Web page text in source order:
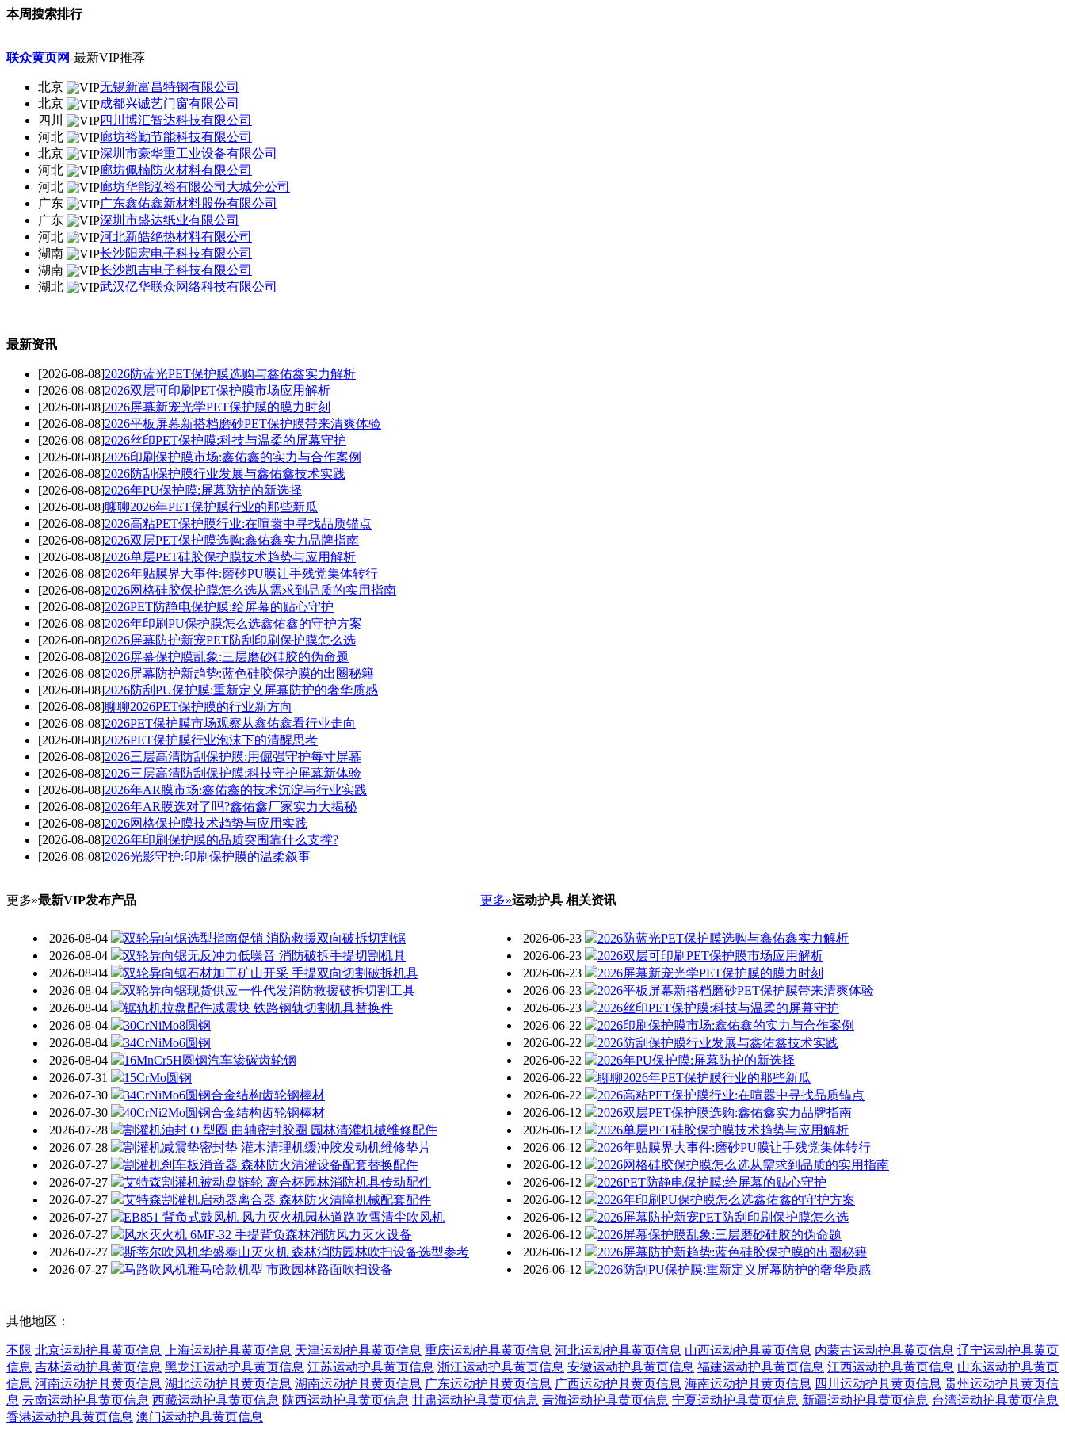
本周搜索排行
联众黄页网-最新VIP推荐
北京
无锡新富昌特钢有限公司
北京
成都兴诚艺门窗有限公司
四川
四川博汇智达科技有限公司
河北
廊坊裕勤节能科技有限公司
北京
深圳市豪华重工业设备有限公司
河北
廊坊佩楠防火材料有限公司
河北
廊坊华能泓裕有限公司大城分公司
广东
广东鑫佑鑫新材料股份有限公司
广东
深圳市盛达纸业有限公司
河北
河北新皓绝热材料有限公司
湖南
长沙阳宏电子科技有限公司
湖南
长沙凯吉电子科技有限公司
湖北
武汉亿华联众网络科技有限公司
最新资讯
[2026-08-08]2026防蓝光PET保护膜选购与鑫佑鑫实力解析
[2026-08-08]2026双层可印刷PET保护膜市场应用解析
[2026-08-08]2026屏幕新宠光学PET保护膜的膜力时刻
[2026-08-08]2026平板屏幕新搭档磨砂PET保护膜带来清爽体验
[2026-08-08]2026丝印PET保护膜:科技与温柔的屏幕守护
[2026-08-08]2026印刷保护膜市场:鑫佑鑫的实力与合作案例
[2026-08-08]2026防刮保护膜行业发展与鑫佑鑫技术实践
[2026-08-08]2026年PU保护膜:屏幕防护的新选择
[2026-08-08]聊聊2026年PET保护膜行业的那些新瓜
[2026-08-08]2026高粘PET保护膜行业:在喧嚣中寻找品质锚点
[2026-08-08]2026双层PET保护膜选购:鑫佑鑫实力品牌指南
[2026-08-08]2026单层PET硅胶保护膜技术趋势与应用解析
[2026-08-08]2026年贴膜界大事件:磨砂PU膜让手残党集体转行
[2026-08-08]2026网格硅胶保护膜怎么选从需求到品质的实用指南
[2026-08-08]2026PET防静电保护膜:给屏幕的贴心守护
[2026-08-08]2026年印刷PU保护膜怎么选鑫佑鑫的守护方案
[2026-08-08]2026屏幕防护新宠PET防刮印刷保护膜怎么选
[2026-08-08]2026屏幕保护膜乱象:三层磨砂硅胶的伪命题
[2026-08-08]2026屏幕防护新趋势:蓝色硅胶保护膜的出圈秘籍
[2026-08-08]2026防刮PU保护膜:重新定义屏幕防护的奢华质感
[2026-08-08]聊聊2026PET保护膜的行业新方向
[2026-08-08]2026PET保护膜市场观察从鑫佑鑫看行业走向
[2026-08-08]2026PET保护膜行业泡沫下的清醒思考
[2026-08-08]2026三层高清防刮保护膜:用倔强守护每寸屏幕
[2026-08-08]2026三层高清防刮保护膜:科技守护屏幕新体验
[2026-08-08]2026年AR膜市场:鑫佑鑫的技术沉淀与行业实践
[2026-08-08]2026年AR膜选对了吗?鑫佑鑫厂家实力大揭秘
[2026-08-08]2026网格保护膜技术趋势与应用实践
[2026-08-08]2026年印刷保护膜的品质突围靠什么支撑?
[2026-08-08]2026光影守护:印刷保护膜的温柔叙事
更多»最新VIP发布产品
2026-08-04
双轮异向锯选型指南促销 消防救援双向破拆切割锯
2026-08-04
双轮异向锯无反冲力低噪音 消防破拆手提切割机具
2026-08-04
双轮异向锯石材加工矿山开采 手提双向切割破拆机具
2026-08-04
双轮异向锯现货供应一件代发消防救援破拆切割工具
2026-08-04
锯轨机拉盘配件减震块 铁路钢轨切割机具替换件
2026-08-04
30CrNiMo8圆钢
2026-08-04
34CrNiMo6圆钢
2026-08-04
16MnCr5H圆钢汽车渗碳齿轮钢
2026-07-31
15CrMo圆钢
2026-07-30
34CrNiMo6圆钢合金结构齿轮钢棒材
2026-07-30
40CrNi2Mo圆钢合金结构齿轮钢棒材
2026-07-28
割灌机油封 O 型圈 曲轴密封胶圈 园林清灌机械维修配件
2026-07-28
割灌机减震垫密封垫 灌木清理机缓冲胶发动机维修垫片
2026-07-27
割灌机刹车板消音器 森林防火清灌设备配套替换配件
2026-07-27
艾特森割灌机被动盘链轮 离合杯园林消防机具传动配件
2026-07-27
艾特森割灌机启动器离合器 森林防火清障机械配套配件
2026-07-27
EB851 背负式鼓风机 风力灭火机园林道路吹雪清尘吹风机
2026-07-27
风水灭火机 6MF-32 手提背负森林消防风力灭火设备
2026-07-27
斯蒂尔吹风机华盛泰山灭火机 森林消防园林吹扫设备选型参考
2026-07-27
马路吹风机雅马哈款机型 市政园林路面吹扫设备
更多»运动护具 相关资讯
2026-06-23
2026防蓝光PET保护膜选购与鑫佑鑫实力解析
2026-06-23
2026双层可印刷PET保护膜市场应用解析
2026-06-23
2026屏幕新宠光学PET保护膜的膜力时刻
2026-06-23
2026平板屏幕新搭档磨砂PET保护膜带来清爽体验
2026-06-23
2026丝印PET保护膜:科技与温柔的屏幕守护
2026-06-22
2026印刷保护膜市场:鑫佑鑫的实力与合作案例
2026-06-22
2026防刮保护膜行业发展与鑫佑鑫技术实践
2026-06-22
2026年PU保护膜:屏幕防护的新选择
2026-06-22
聊聊2026年PET保护膜行业的那些新瓜
2026-06-22
2026高粘PET保护膜行业:在喧嚣中寻找品质锚点
2026-06-12
2026双层PET保护膜选购:鑫佑鑫实力品牌指南
2026-06-12
2026单层PET硅胶保护膜技术趋势与应用解析
2026-06-12
2026年贴膜界大事件:磨砂PU膜让手残党集体转行
2026-06-12
2026网格硅胶保护膜怎么选从需求到品质的实用指南
2026-06-12
2026PET防静电保护膜:给屏幕的贴心守护
2026-06-12
2026年印刷PU保护膜怎么选鑫佑鑫的守护方案
2026-06-12
2026屏幕防护新宠PET防刮印刷保护膜怎么选
2026-06-12
2026屏幕保护膜乱象:三层磨砂硅胶的伪命题
2026-06-12
2026屏幕防护新趋势:蓝色硅胶保护膜的出圈秘籍
2026-06-12
2026防刮PU保护膜:重新定义屏幕防护的奢华质感
其他地区：
不限 北京运动护具黄页信息 上海运动护具黄页信息 天津运动护具黄页信息 重庆运动护具黄页信息 河北运动护具黄页信息 山西运动护具黄页信息 内蒙古运动护具黄页信息 辽宁运动护具黄页
信息 吉林运动护具黄页信息 黑龙江运动护具黄页信息 江苏运动护具黄页信息 浙江运动护具黄页信息 安徽运动护具黄页信息 福建运动护具黄页信息 江西运动护具黄页信息 山东运动护具黄页
信息 河南运动护具黄页信息 湖北运动护具黄页信息 湖南运动护具黄页信息 广东运动护具黄页信息 广西运动护具黄页信息 海南运动护具黄页信息 四川运动护具黄页信息 贵州运动护具黄页信
息 云南运动护具黄页信息 西藏运动护具黄页信息 陕西运动护具黄页信息 甘肃运动护具黄页信息 青海运动护具黄页信息 宁夏运动护具黄页信息 新疆运动护具黄页信息 台湾运动护具黄页信息
香港运动护具黄页信息 澳门运动护具黄页信息